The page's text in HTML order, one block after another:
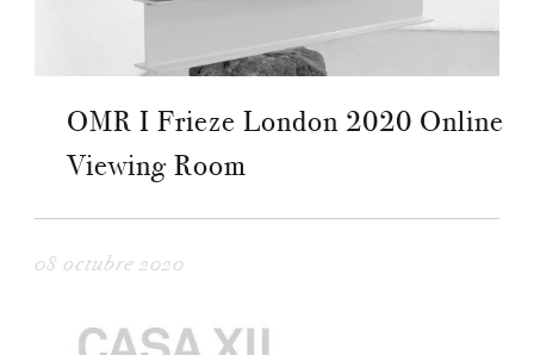
OMR I Frieze London 2020 Online
Viewing Room
08 octubre 2020